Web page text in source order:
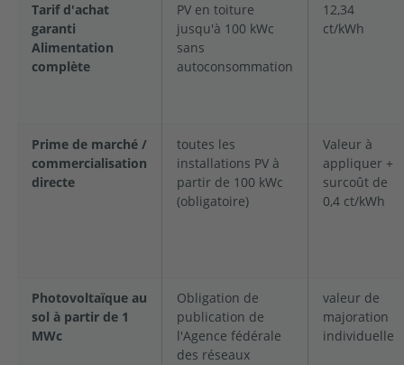
Tarif d'achat
garanti
Alimentation
complète
PV en toiture
jusqu'à 100 kWc
sans
autoconsommation
12,34
ct/kWh
Prime de marché /
commercialisation
directe
toutes les
installations PV à
partir de 100 kWc
(obligatoire)
Valeur à
appliquer +
surcoût de
0,4 ct/kWh
Photovoltaïque au
sol à partir de 1
MWc
Obligation de
publication de
l'Agence fédérale
des réseaux
valeur de
majoration
individuelle